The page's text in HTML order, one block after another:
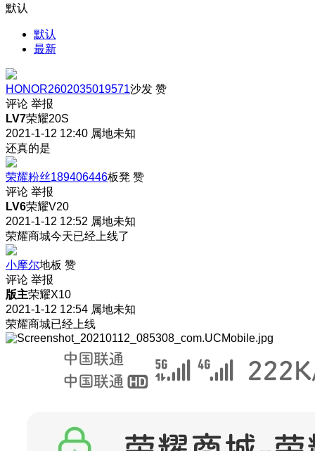
默认
默认
最新
HONOR2602035019571沙发 赞
评论 举报
LV7荣耀20S
2021-1-12 12:40 属地未知
还真的是
荣耀粉丝189406446板凳 赞
评论 举报
LV6荣耀V20
2021-1-12 12:52 属地未知
荣耀商城今天已经上线了
小摩尔地板 赞
评论 举报
版主荣耀X10
2021-1-12 12:54 属地未知
荣耀商城已经上线